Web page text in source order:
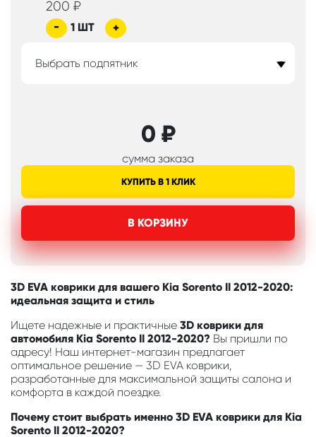
200 ₽
- 1 ШТ +
Выбрать подпятник
0 ₽
сумма заказа
КУПИТЬ В 1 КЛИК
В КОРЗИНУ
3D EVA коврики для вашего Kia Sorento II 2012-2020:
идеальная защита и стиль
Ищете надежные и практичные 3D коврики для
автомобиля Kia Sorento II 2012-2020? Вы пришли по
адресу! Наш интернет-магазин предлагает
оптимальное решение — 3D EVA коврики,
разработанные для максимальной защиты салона и
комфорта в каждой поездке.
Почему стоит выбрать именно 3D EVA коврики для Kia
Sorento II 2012-2020?